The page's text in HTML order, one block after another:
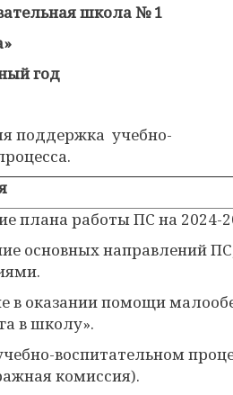
школа № 1
год
поддержка учебно-
процесса.
плана работы ПС на 2024-
основных направлений
в оказании помощи
в школу».
воспитательном
комиссия).